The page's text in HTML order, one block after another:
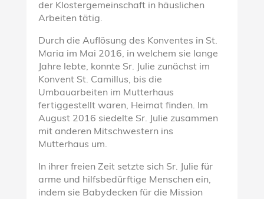
der Klostergemeinschaft in häuslichen
Arbeiten tätig.
Durch die Auflösung des Konventes in St.
Maria im Mai 2016, in welchem sie lange
Jahre lebte, konnte Sr. Julie zunächst im
Konvent St. Camillus, bis die
Umbauarbeiten im Mutterhaus
fertiggestellt waren, Heimat finden. Im
August 2016 siedelte Sr. Julie zusammen
mit anderen Mitschwestern ins
Mutterhaus um.
In ihrer freien Zeit setzte sich Sr. Julie für
arme und hilfsbedürftige Menschen ein,
indem sie Babydecken für die Mission